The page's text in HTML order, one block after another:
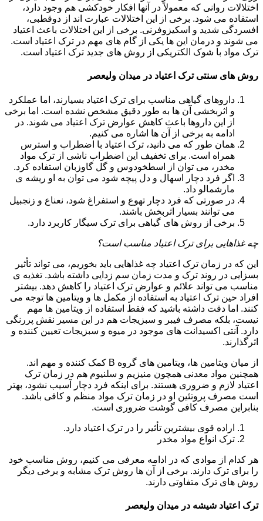
اختلالات روانی که معمولاً در آنها افکار خودکشی هم وجود دارد،
استفاده می شود. برخی از این اختلالات عبارت اند از دوقطبی،
افسردگی شدید و اسکیزوفرنی. برخی از این اختلالات باعث اعتیاد
می شوند و درمان این ها یکی از گام های مهم در ترک اعتیاد است.
ترک مواد با شوک الکتریکی از روش های جدید ترک اعتیاد است.
روش های سنتی ترک اعتیاد در میدان ولیعصر
داروهای گیاهی مناسب برای ترک اعتیاد بسیارند، اما عملکرد
و اثربخشی آن ها به طور دقیق مشخص نشده است. اما برخی
از این داروها باعث کاهش عوارض ترک اعتیاد می شوند. در
ادامه به برخی از آن ها اشاره می کنیم.
همان طور که می دانید، ترک اعتیاد با اضطراب و استرس
همراه است. برای تخفیف این اضطراب ناشی از ترک مواد
مخدر، می توان از اسطخودوس و گل گاوزبان استفاده کرد.
اگر فرد دچار اسهال و دل پیچه شود می توان به او ریشه ی
مارشمالو داد.
در صورتی که فرد دچار تهوع و استفراغ شود، نعناع و زنجبیل
می توانند بسیار اثربخش باشند.
برخی از روش های گیاهی برای ترک سیگار کاربرد دارد.
چه غذاهایی برای ترک اعتیاد مناسب است؟
این که در زمان ترک اعتیاد چه غذاهایی باید بخوریم، می تواند تأثیر
بسزایی در روند ترک و مدت زمان سم زدایی داشته باشد. تغذیه ی
مناسب می تواند علائم و عوارض ترک اعتیاد را کاهش دهد. بیشتر
افراد حین ترک اعتیاد به استفاده از مکمل ها و ویتامین ها توجه می
کنند. اما دقت داشته باشید که فقط استفاده از ویتامین ها مهم
نیست، بلکه مصرف فیبر و سبزیجات هم در این مسیر نقش پررنگی
دارد. آنتی اکسیدانت های موجود در میوه و سبزیجات تعیین کننده و
اثرگذارند.
از میان ویتامین ها، ویتامین های گروه B کمک کننده و مهم اند.
همچنین مواد معدنی همچون منیزیم و سلنیوم هم در زمان ترک
اعتیاد لازم و ضروری هستند. برای اینکه فرد دچار آسیب نشود، بهتر
است مصرف پروتئین او در زمان ترک مواد منظم و کافی باشد.
بنابراین مصرف کافی گوشت ضروری است.
اراده قوی بیشترین تأثیر را در ترک اعتیاد دارد.
ترک انواع مواد مخدر
هر کدام از موادی که در ادامه معرفی می کنیم، روش مناسب خود
را برای ترک دارند. برخی از آن ها روش ترک مشابه و برخی دیگر
روش های ترک متفاوتی دارند.
ترک اعتیاد شیشه در میدان ولیعصر